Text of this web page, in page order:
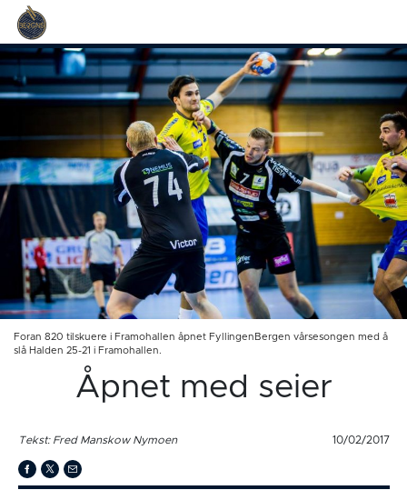
Foran 820 tilskuere i Framohallen åpnet FyllingenBergen vårsesongen med å
slå Halden 25-21 i Framohallen.
Åpnet med seier
Tekst: Fred Manskow Nymoen 10/02/2017